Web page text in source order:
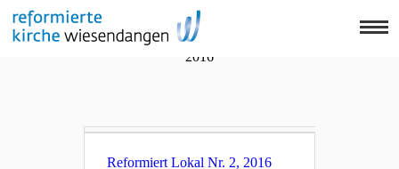
Home
Jugendliche
Leben
unser Team
Reformiert Lokal Nr. 2,
2016
Reformiert Lokal Nr. 2, 2016